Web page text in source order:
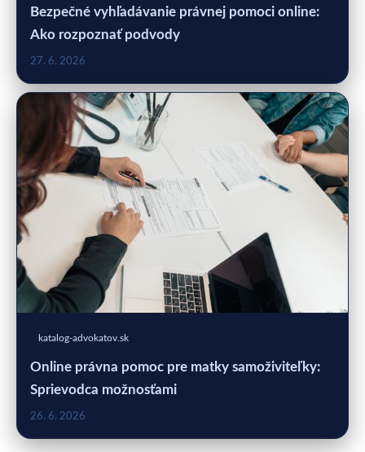
Bezpečné vyhľadávanie právnej pomoci online:
Ako rozpoznať podvody
27. 6. 2026
katalog-advokatov.sk
Online právna pomoc pre matky samoživiteľky:
Sprievodca možnosťami
26. 6. 2026